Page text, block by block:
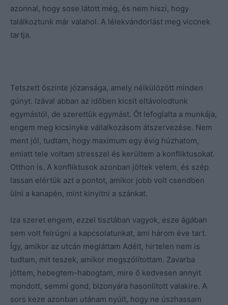
azonnal, hogy sose látott még, és nem hiszi, hogy
találkoztunk már valahol. A lélekvándorlást meg viccnek
tartja.
Tetszett őszinte józansága, amely nélkülözött minden
gúnyt. Izával abban az időben kicsit eltávolodtunk
egymástól, de szerettük egymást. Őt lefoglalta a munkája,
engem meg kicsinyke vállalkozásom átszervezése. Nem
ment jól, tudtam, hogy maximum egy évig húzhatom,
emiatt tele voltam stresszel és kerültem a konfliktusokat.
Otthon is. A konfliktusok azonban jöttek velem, és szép
lassan elértük azt a pontot, amikor jobb volt csendben
ülni a kanapén, mint kinyitni a szánkat.
Iza szeret engem, ezzel tisztában vagyok, esze ágában
sem volt felrúgni a kapcsolatunkat, ami három éve tart.
Így, amikor az utcán megláttam Adélt, hirtelen nem is
tudtam, mit teszek, amikor megszólítottam. Zavarba
jöttem, hebegtem-habogtam, mire ő kedvesen annyit
mondott, semmi gond, bizonyára hasonlított valakire. A
sors keze azonban utánam nyúlt, hogy ne úszhassam